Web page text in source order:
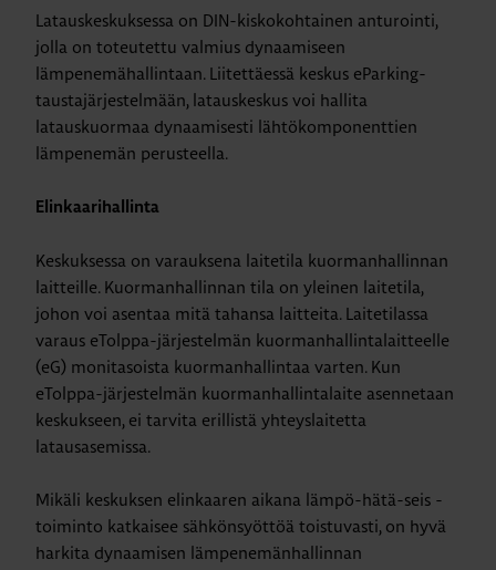
Latauskeskuksessa on DIN-kiskokohtainen anturointi,
jolla on toteutettu valmius dynaamiseen
lämpenemähallintaan. Liitettäessä keskus eParking-
taustajärjestelmään, latauskeskus voi hallita
latauskuormaa dynaamisesti lähtökomponenttien
lämpenemän perusteella.
Elinkaarihallinta
Keskuksessa on varauksena laitetila kuormanhallinnan
laitteille. Kuormanhallinnan tila on yleinen laitetila,
johon voi asentaa mitä tahansa laitteita. Laitetilassa
varaus eTolppa-järjestelmän kuormanhallintalaitteelle
(eG) monitasoista kuormanhallintaa varten. Kun
eTolppa-järjestelmän kuormanhallintalaite asennetaan
keskukseen, ei tarvita erillistä yhteyslaitetta
latausasemissa.
Mikäli keskuksen elinkaaren aikana lämpö-hätä-seis -
toiminto katkaisee sähkönsyöttöä toistuvasti, on hyvä
harkita dynaamisen lämpenemänhallinnan